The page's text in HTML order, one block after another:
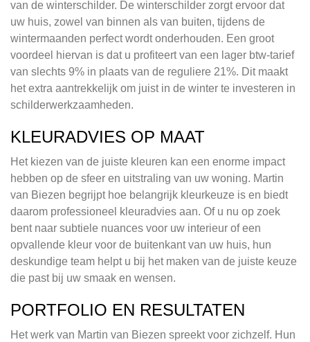
van de winterschilder. De winterschilder zorgt ervoor dat
uw huis, zowel van binnen als van buiten, tijdens de
wintermaanden perfect wordt onderhouden. Een groot
voordeel hiervan is dat u profiteert van een lager btw-tarief
van slechts 9% in plaats van de reguliere 21%. Dit maakt
het extra aantrekkelijk om juist in de winter te investeren in
schilderwerkzaamheden.
KLEURADVIES OP MAAT
Het kiezen van de juiste kleuren kan een enorme impact
hebben op de sfeer en uitstraling van uw woning. Martin
van Biezen begrijpt hoe belangrijk kleurkeuze is en biedt
daarom professioneel kleuradvies aan. Of u nu op zoek
bent naar subtiele nuances voor uw interieur of een
opvallende kleur voor de buitenkant van uw huis, hun
deskundige team helpt u bij het maken van de juiste keuze
die past bij uw smaak en wensen.
PORTFOLIO EN RESULTATEN
Het werk van Martin van Biezen spreekt voor zichzelf. Hun